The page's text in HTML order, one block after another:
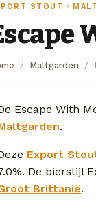
STOUT ·
Maltgarden
Escape With
.
Export
De bierstijl
Brittanië.